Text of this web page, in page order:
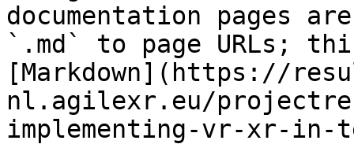
documentation pages
`.md` to page URLs;
[Markdown](https://
nl.agilexr.eu/
implementing-vr-xr-in-